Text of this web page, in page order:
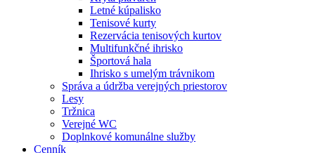
Letné kúpalisko
Tenisové kurty
Rezervácia tenisových kurtov
Multifunkčné ihrisko
Športová hala
Ihrisko s umelým trávnikom
Správa a údržba verejných priestorov
Lesy
Tržnica
Verejné WC
Doplnkové komunálne služby
Cenník